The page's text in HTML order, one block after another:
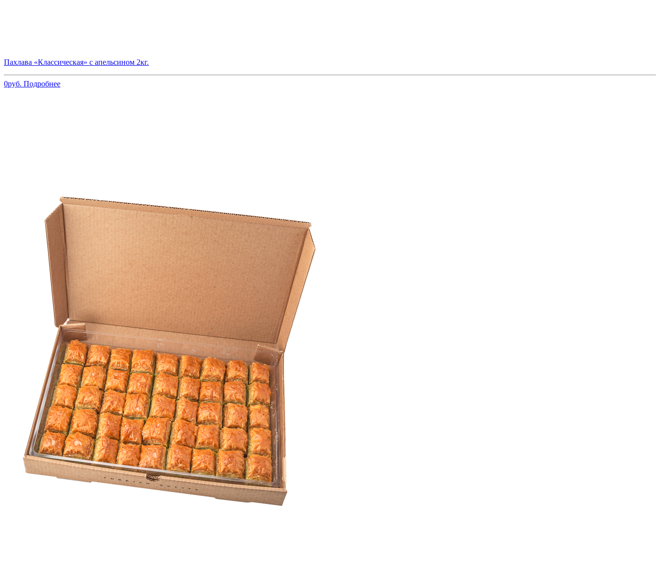
Пахлава «Классическая» с апельсином 2кг.
0руб. Подробнее